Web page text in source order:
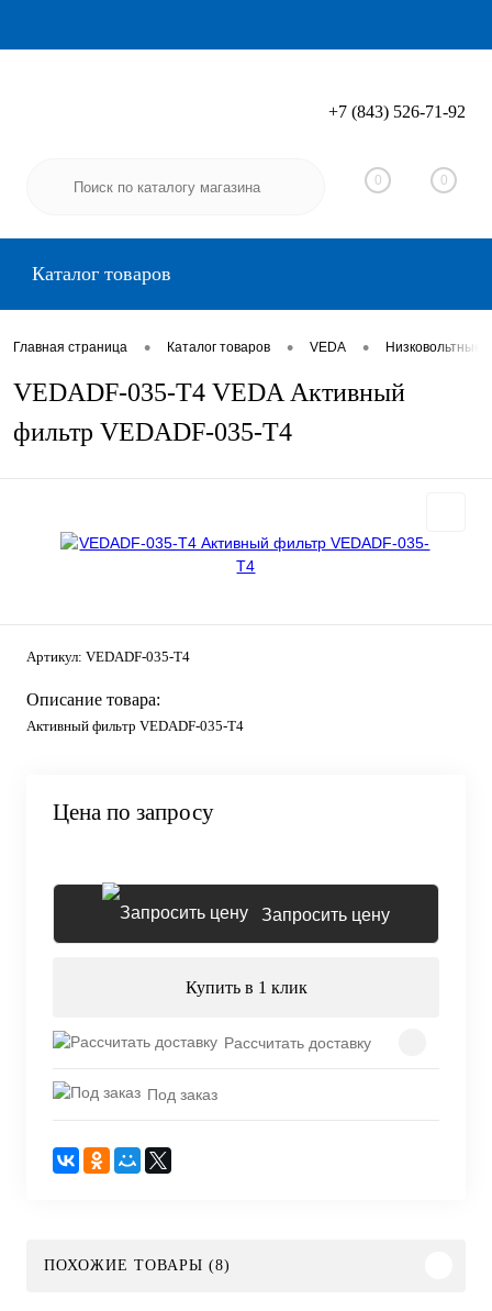
Вход Регистрация
+7 (843) 526-71-92
0 0
Каталог товаров
Главная страница • Каталог товаров • VEDA •
VEDADF-035-T4 VEDA Активный
фильтр VEDADF-035-T4
Артикул: VEDADF-035-T4
Описание товара:
Активный фильтр VEDADF-035-T4
Цена по запросу
Запросить цену
Купить в 1 клик
Рассчитать доставку
Под заказ
ПОХОЖИЕ ТОВАРЫ (8)